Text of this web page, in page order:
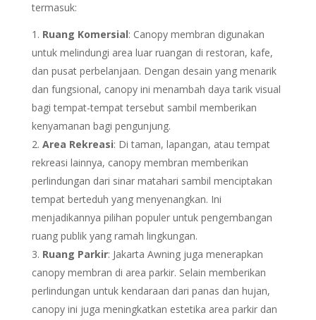
termasuk:
Ruang Komersial: Canopy membran digunakan
untuk melindungi area luar ruangan di restoran, kafe,
dan pusat perbelanjaan. Dengan desain yang menarik
dan fungsional, canopy ini menambah daya tarik visual
bagi tempat-tempat tersebut sambil memberikan
kenyamanan bagi pengunjung.
Area Rekreasi: Di taman, lapangan, atau tempat
rekreasi lainnya, canopy membran memberikan
perlindungan dari sinar matahari sambil menciptakan
tempat berteduh yang menyenangkan. Ini
menjadikannya pilihan populer untuk pengembangan
ruang publik yang ramah lingkungan.
Ruang Parkir: Jakarta Awning juga menerapkan
canopy membran di area parkir. Selain memberikan
perlindungan untuk kendaraan dari panas dan hujan,
canopy ini juga meningkatkan estetika area parkir dan